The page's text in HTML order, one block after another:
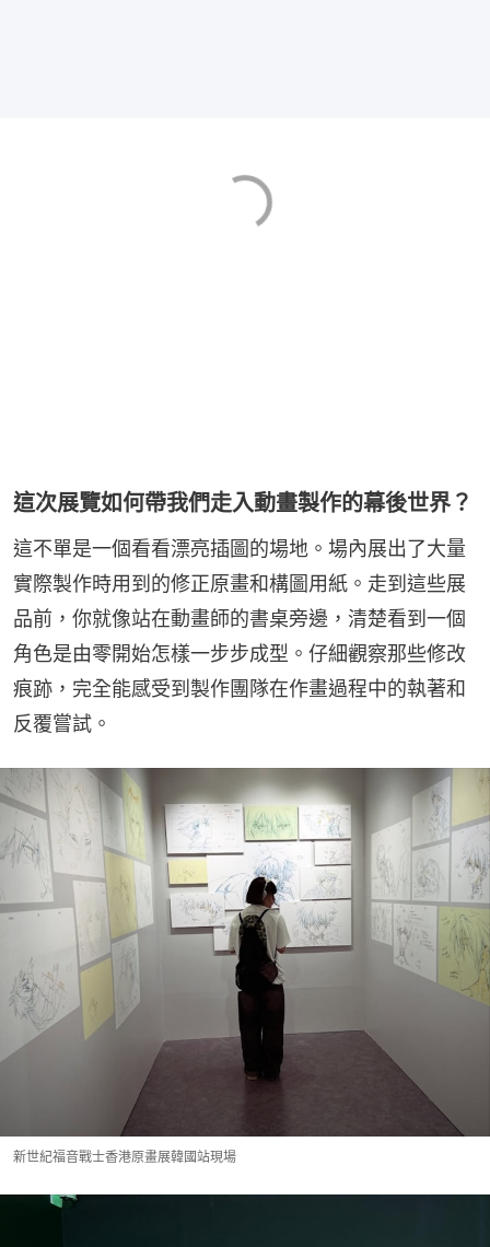
這次展覽如何帶我們走入動畫製作的幕後世界？
這不單是一個看看漂亮插圖的場地。場內展出了大量
實際製作時用到的修正原畫和構圖用紙。走到這些展
品前，你就像站在動畫師的書桌旁邊，清楚看到一個
角色是由零開始怎樣一步步成型。仔細觀察那些修改
痕跡，完全能感受到製作團隊在作畫過程中的執著和
反覆嘗試。
新世紀福音戰士香港原畫展韓國站現場